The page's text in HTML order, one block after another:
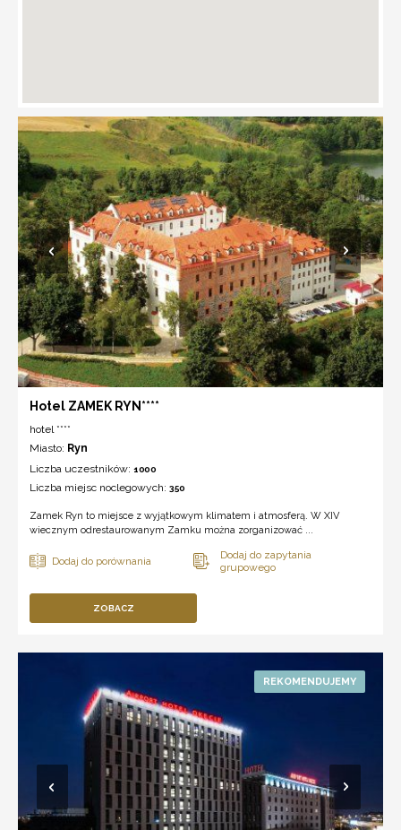
Hotel ZAMEK RYN****
hotel ****
Miasto: Ryn
Liczba uczestników: 1000
Liczba miejsc noclegowych: 350
Zamek Ryn to miejsce z wyjątkowym klimatem i atmosferą. W XIV
wiecznym odrestaurowanym Zamku można zorganizować ...
ZOBACZ